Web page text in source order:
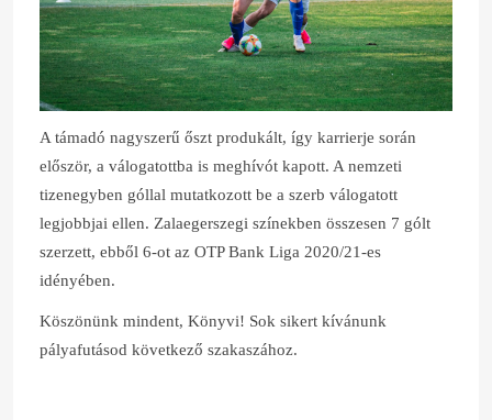
A támadó nagyszerű őszt produkált, így karrierje során
először, a válogatottba is meghívót kapott. A nemzeti
tizenegyben góllal mutatkozott be a szerb válogatott
legjobbjai ellen. Zalaegerszegi színekben összesen 7 gólt
szerzett, ebből 6-ot az OTP Bank Liga 2020/21-es
idényében.
Köszönünk mindent, Könyvi! Sok sikert kívánunk
pályafutásod következő szakaszához.